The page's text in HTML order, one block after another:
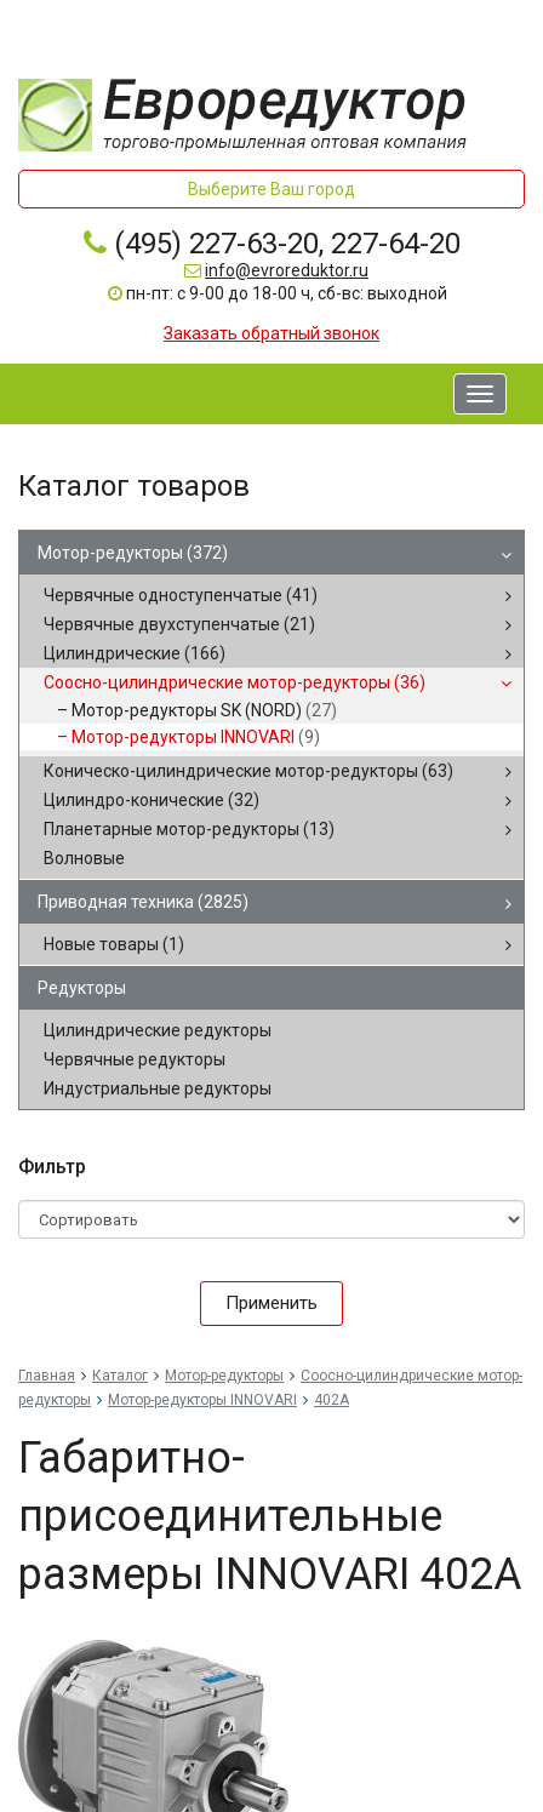
Выберите Ваш город
(495) 227-63-20, 227-64-20
info@evroreduktor.ru
пн-пт: с 9-00 до 18-00 ч, сб-вс: выходной
Заказать обратный звонок
Toggle
Каталог товаров
Мотор-редукторы (372)
Червячные одноступенчатые (41)
Червячные двухступенчатые (21)
Цилиндрические (166)
Соосно-цилиндрические мотор-редукторы (36)
Мотор-редукторы SK (NORD) (27)
Мотор-редукторы INNOVARI (9)
Коническо-цилиндрические мотор-редукторы (63)
Цилиндро-конические (32)
Планетарные мотор-редукторы (13)
Волновые
Приводная техника (2825)
Новые товары (1)
Редукторы
Цилиндрические редукторы
Червячные редукторы
Индустриальные редукторы
Фильтр
Применить
Главная Каталог Мотор-редукторы
Соосно-цилиндрические мотор-
редукторы
Мотор-редукторы INNOVARI 402A
Габаритно-
присоединительные
размеры INNOVARI 402A